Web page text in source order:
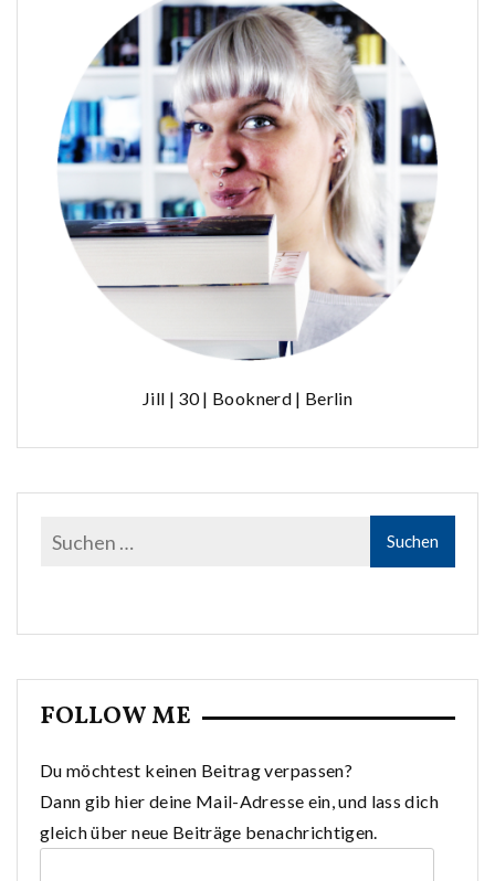
Jill | 30 | Booknerd | Berlin
FOLLOW ME
Du möchtest keinen Beitrag verpassen?
Dann gib hier deine Mail-Adresse ein, und lass dich
gleich über neue Beiträge benachrichtigen.